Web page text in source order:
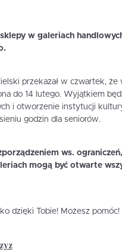
w galeriach
przekazał w czwartek,
do 14 lutego. Wyjątkiem
i otworzenie instytucji
godzin dla seniorów.
ws.
mogą być otwarte
dzięki Tobie! Możesz pomóc!